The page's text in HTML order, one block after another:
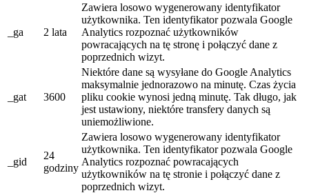
_ga 2 lata
Zawiera losowo wygenerowany identyfikator
użytkownika. Ten identyfikator pozwala Google
Analytics rozpoznać użytkowników
powracających na tę stronę i połączyć dane z
poprzednich wizyt.
_gat 3600
Niektóre dane są wysyłane do Google Analytics
maksymalnie jednorazowo na minutę. Czas życia
pliku cookie wynosi jedną minutę. Tak długo, jak
jest ustawiony, niektóre transfery danych są
uniemożliwione.
_gid
24
godziny
Zawiera losowo wygenerowany identyfikator
użytkownika. Ten identyfikator pozwala Google
Analytics rozpoznać powracających
użytkowników na tę stronie i połączyć dane z
poprzednich wizyt.